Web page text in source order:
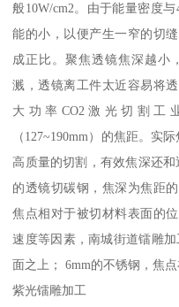
般10W/cm2。由于能量密度
能的小，以便产生一窄的切
成正比。聚焦透镜焦深越小
溅，透镜离工件太近容易将
大功率CO2激光切割工
（127~190mm）的焦距。实
高质量的切割，有效焦深还
的透镜切碳钢，焦深为焦距
焦点相对于被切材料表面的
速度等因素，南城街道镭雕
面之上； 6mm的不锈钢，焦
紫光镭雕加工